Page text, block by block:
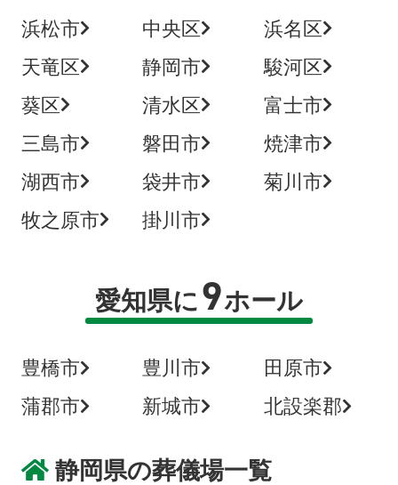
浜松市 中央区
浜名区
天竜区
静岡市
駿河区
葵区
清水区
富士市
三島市
磐田市
焼津市
湖西市
袋井市
菊川市
牧之原市
掛川市
愛知県に9ホール
豊橋市 豊川市
田原市
蒲郡市
新城市 北設楽郡
静岡県の葬儀場一覧